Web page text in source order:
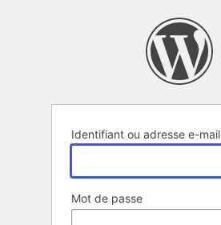
Identifiant ou adresse e-mail
Mot de passe